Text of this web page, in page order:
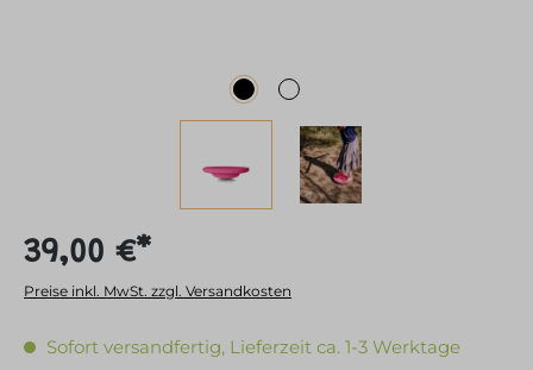
39,00 €*
Preise inkl. MwSt. zzgl. Versandkosten
Sofort versandfertig, Lieferzeit ca. 1-3 Werktage